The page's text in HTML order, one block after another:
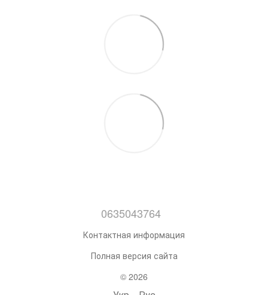
0635043764
Контактная информация
Полная версия сайта
© 2026